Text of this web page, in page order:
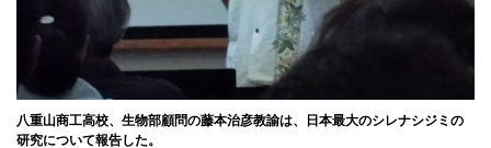
八重山商工高校、生物部顧問の藤本治彦教諭は、日本最大のシレナシジミの
研究について報告した。